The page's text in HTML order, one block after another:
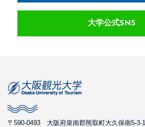
大学公式SNS
〒590-0493 大阪府泉南郡熊取町大久保南5-3-1